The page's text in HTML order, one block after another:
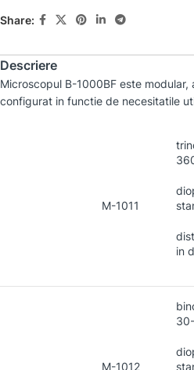
Share:
Descriere
Microscopul B-1000BF este
configurat in functie de necesitatile
M-1011
in
M-1012